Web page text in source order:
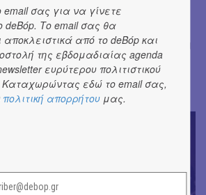
΄60, διότι αξίζει στον καθένα μας
να παρακολουθήσει μια τόσο
από την μουσική μάς δίνεται η
από την καθημερινότητα, να
εκφράσουμε τα ψυχικά μας
σας για να γίνετε
deBόp. Το email σας θα
αποκλειστικά από το deBόp και
της εβδομαδιαίας agenda
ευρύτερου πολιτιστικού
Καταχωρώντας εδώ το email σας,
πολιτική απορρήτου μας.